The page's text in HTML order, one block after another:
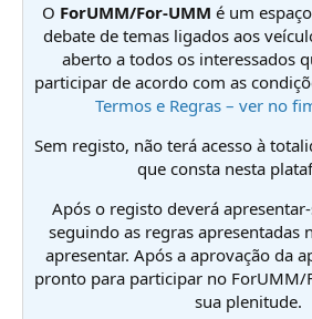
O ForUMM/For-UMM é um
debate de temas ligados aos
aberto a todos os interessados
participar de acordo com as
Termos e Regras – ver no
Sem registo, não terá acesso à
que consta nesta
Após o registo deverá
seguindo as regras apresentadas
apresentar. Após a aprovação da
pronto para participar no ForUMM/
sua plenitude.